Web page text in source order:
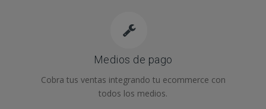
Medios de pago
Cobra tus ventas integrando tu ecommerce con
todos los medios.